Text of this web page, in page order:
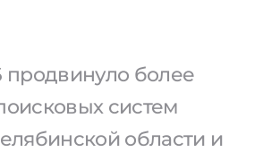
продвинуло более
систем
области и